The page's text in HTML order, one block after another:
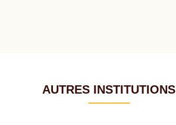
AUTRES INSTITUTIONS